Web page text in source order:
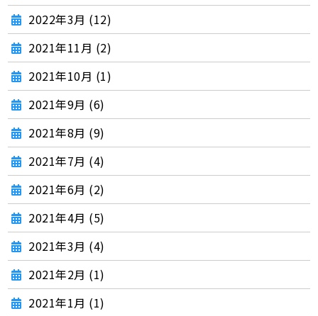
2022年3月 (12)
2021年11月 (2)
2021年10月 (1)
2021年9月 (6)
2021年8月 (9)
2021年7月 (4)
2021年6月 (2)
2021年4月 (5)
2021年3月 (4)
2021年2月 (1)
2021年1月 (1)